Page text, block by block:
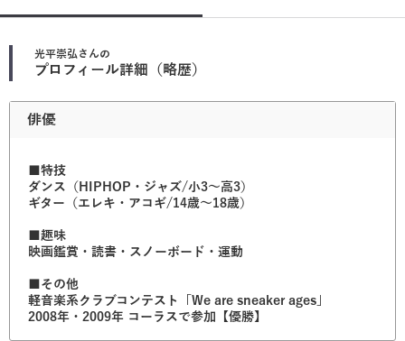
光平崇弘さんの
プロフィール詳細（略歴）
俳優
■特技
ダンス（HIPHOP・ジャズ/小3～高3）
ギター（エレキ・アコギ/14歳～18歳）
■趣味
映画鑑賞・読書・スノーボード・運動
■その他
軽音楽系クラブコンテスト「We are sneaker ages」
2008年・2009年 コーラスで参加【優勝】